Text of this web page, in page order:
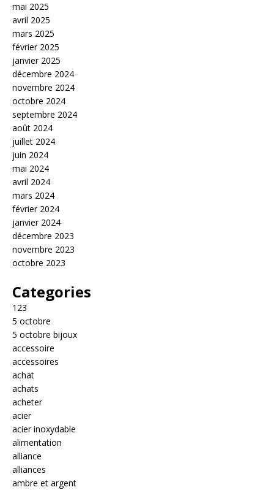
mai 2025
avril 2025
mars 2025
février 2025
janvier 2025
décembre 2024
novembre 2024
octobre 2024
septembre 2024
août 2024
juillet 2024
juin 2024
mai 2024
avril 2024
mars 2024
février 2024
janvier 2024
décembre 2023
novembre 2023
octobre 2023
Categories
123
5 octobre
5 octobre bijoux
accessoire
accessoires
achat
achats
acheter
acier
acier inoxydable
alimentation
alliance
alliances
ambre et argent